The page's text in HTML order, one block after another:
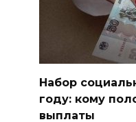
Набор
году: кому
выплаты